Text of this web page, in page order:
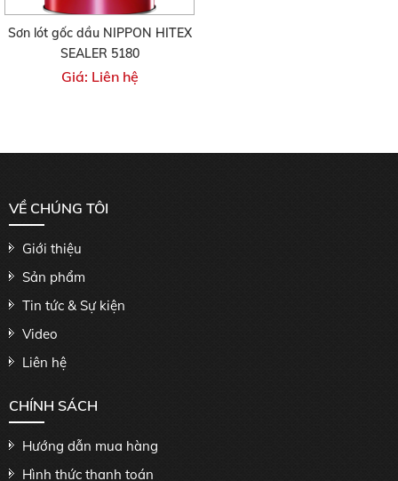
Sơn lót gốc dầu NIPPON HITEX
SEALER 5180
Giá: Liên hệ
VỀ CHÚNG TÔI
Giới thiệu
Sản phẩm
Tin tức & Sự kiện
Video
Liên hệ
CHÍNH SÁCH
Hướng dẫn mua hàng
Hình thức thanh toán